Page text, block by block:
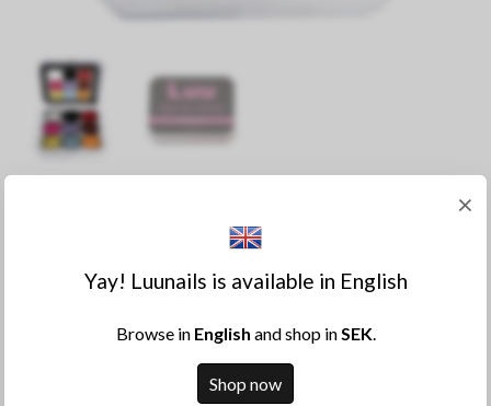
KÖP
×
Yay! Luunails is available in English
Browse in English and shop inSEK.
Shop now